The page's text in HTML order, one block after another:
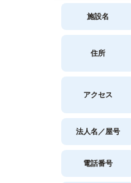
施設名
住所
アクセス
法人名／屋号
電話番号